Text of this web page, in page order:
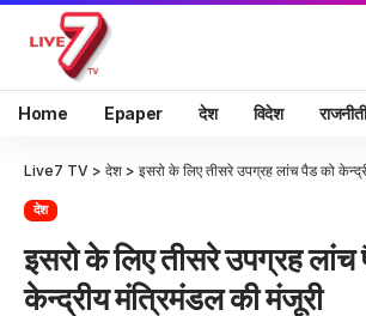
Home Epaper देश विदेश राजनीती
Live7 TV > देश > इसरो के लिए तीसरे उपग्रह लांच पैड को
देश
इसरो के लिए तीसरे उपग्रह लांच
केन्द्रीय मंत्रिमंडल की मंजूरी